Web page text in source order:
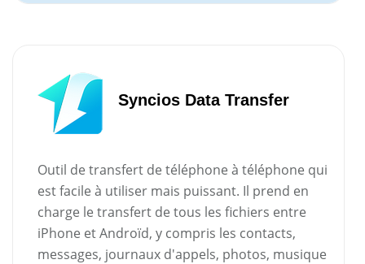
Syncios Data Transfer
Outil de transfert de téléphone à téléphone qui
est facile à utiliser mais puissant. Il prend en
charge le transfert de tous les fichiers entre
iPhone et Androïd, y compris les contacts,
messages, journaux d'appels, photos, musique